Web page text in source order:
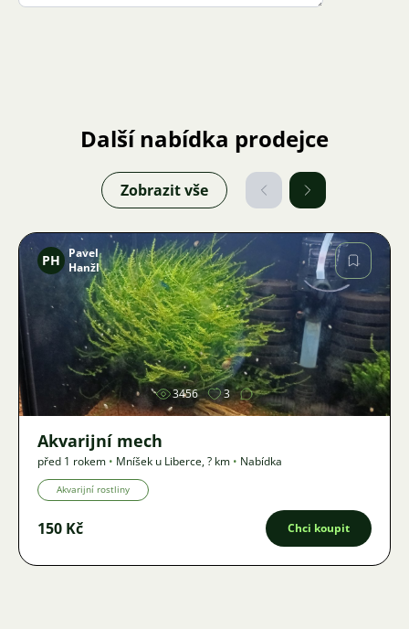
Další nabídka prodejce
Zobrazit vše
Obrázek
PH
Pavel
Hanžl
3456 3
Akvarijní mech
před 1 rokem • Mníšek u Liberce,? km • Nabídka
Akvarijní rostliny
150 Kč Chci koupit